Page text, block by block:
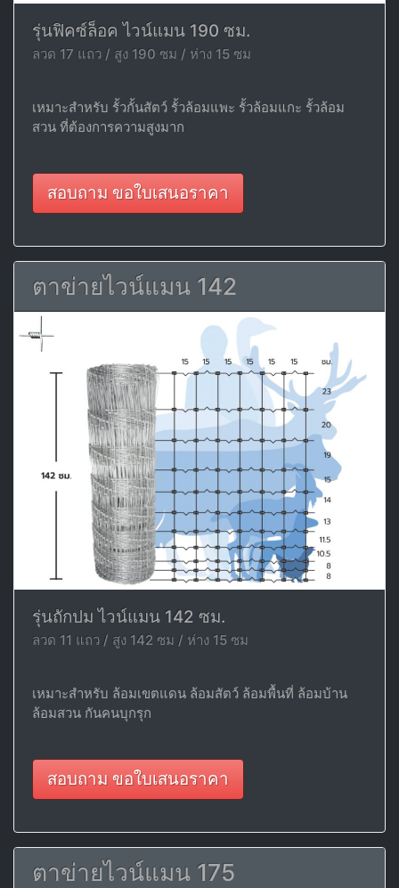
รุ่นฟิคซ์ล็อค ไวน์แมน 190 ซม.
ลวด 17 แถว / สูง 190 ซม / ห่าง 15 ซม
เหมาะสำหรับ รั้วกั้นสัตว์ รั้วล้อมแพะ รั้วล้อมแกะ รั้วล้อม
สวน ที่ต้องการความสูงมาก
สอบถาม ขอใบเสนอราคา
ตาข่ายไวน์แมน 142
รุ่นถักปม ไวน์แมน 142 ซม.
ลวด 11 แถว / สูง 142 ซม / ห่าง 15 ซม
เหมาะสำหรับ ล้อมเขตแดน ล้อมสัตว์ ล้อมพื้นที่ ล้อมบ้าน
ล้อมสวน กันคนบุกรุก
สอบถาม ขอใบเสนอราคา
ตาข่ายไวน์แมน 175